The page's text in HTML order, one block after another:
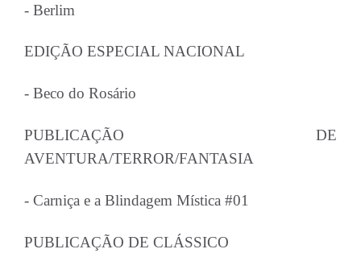
- Berlim
EDIÇÃO ESPECIAL NACIONAL
- Beco do Rosário
PUBLICAÇÃO DE
AVENTURA/TERROR/FANTASIA
- Carniça e a Blindagem Mística #01
PUBLICAÇÃO DE CLÁSSICO